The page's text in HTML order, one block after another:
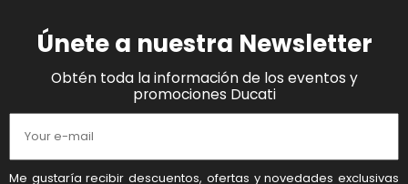
Únete a nuestra Newsletter
Obtén toda la información de los eventos y
promociones Ducati
Me gustaría recibir descuentos, ofertas y novedades exclusivas